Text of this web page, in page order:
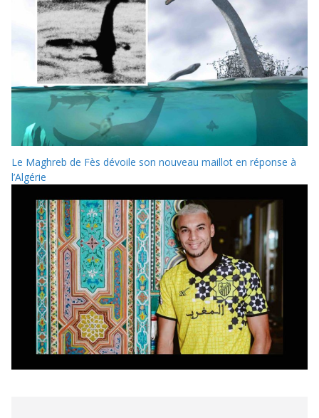
Le Maghreb de Fès dévoile son nouveau maillot en réponse à
l’Algérie